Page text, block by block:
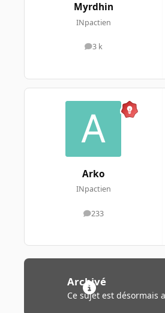
Myrdhin
INpactien
3 k
messages
Arko
INpactien
233
messages
Archivé
Ce sujet est désormais